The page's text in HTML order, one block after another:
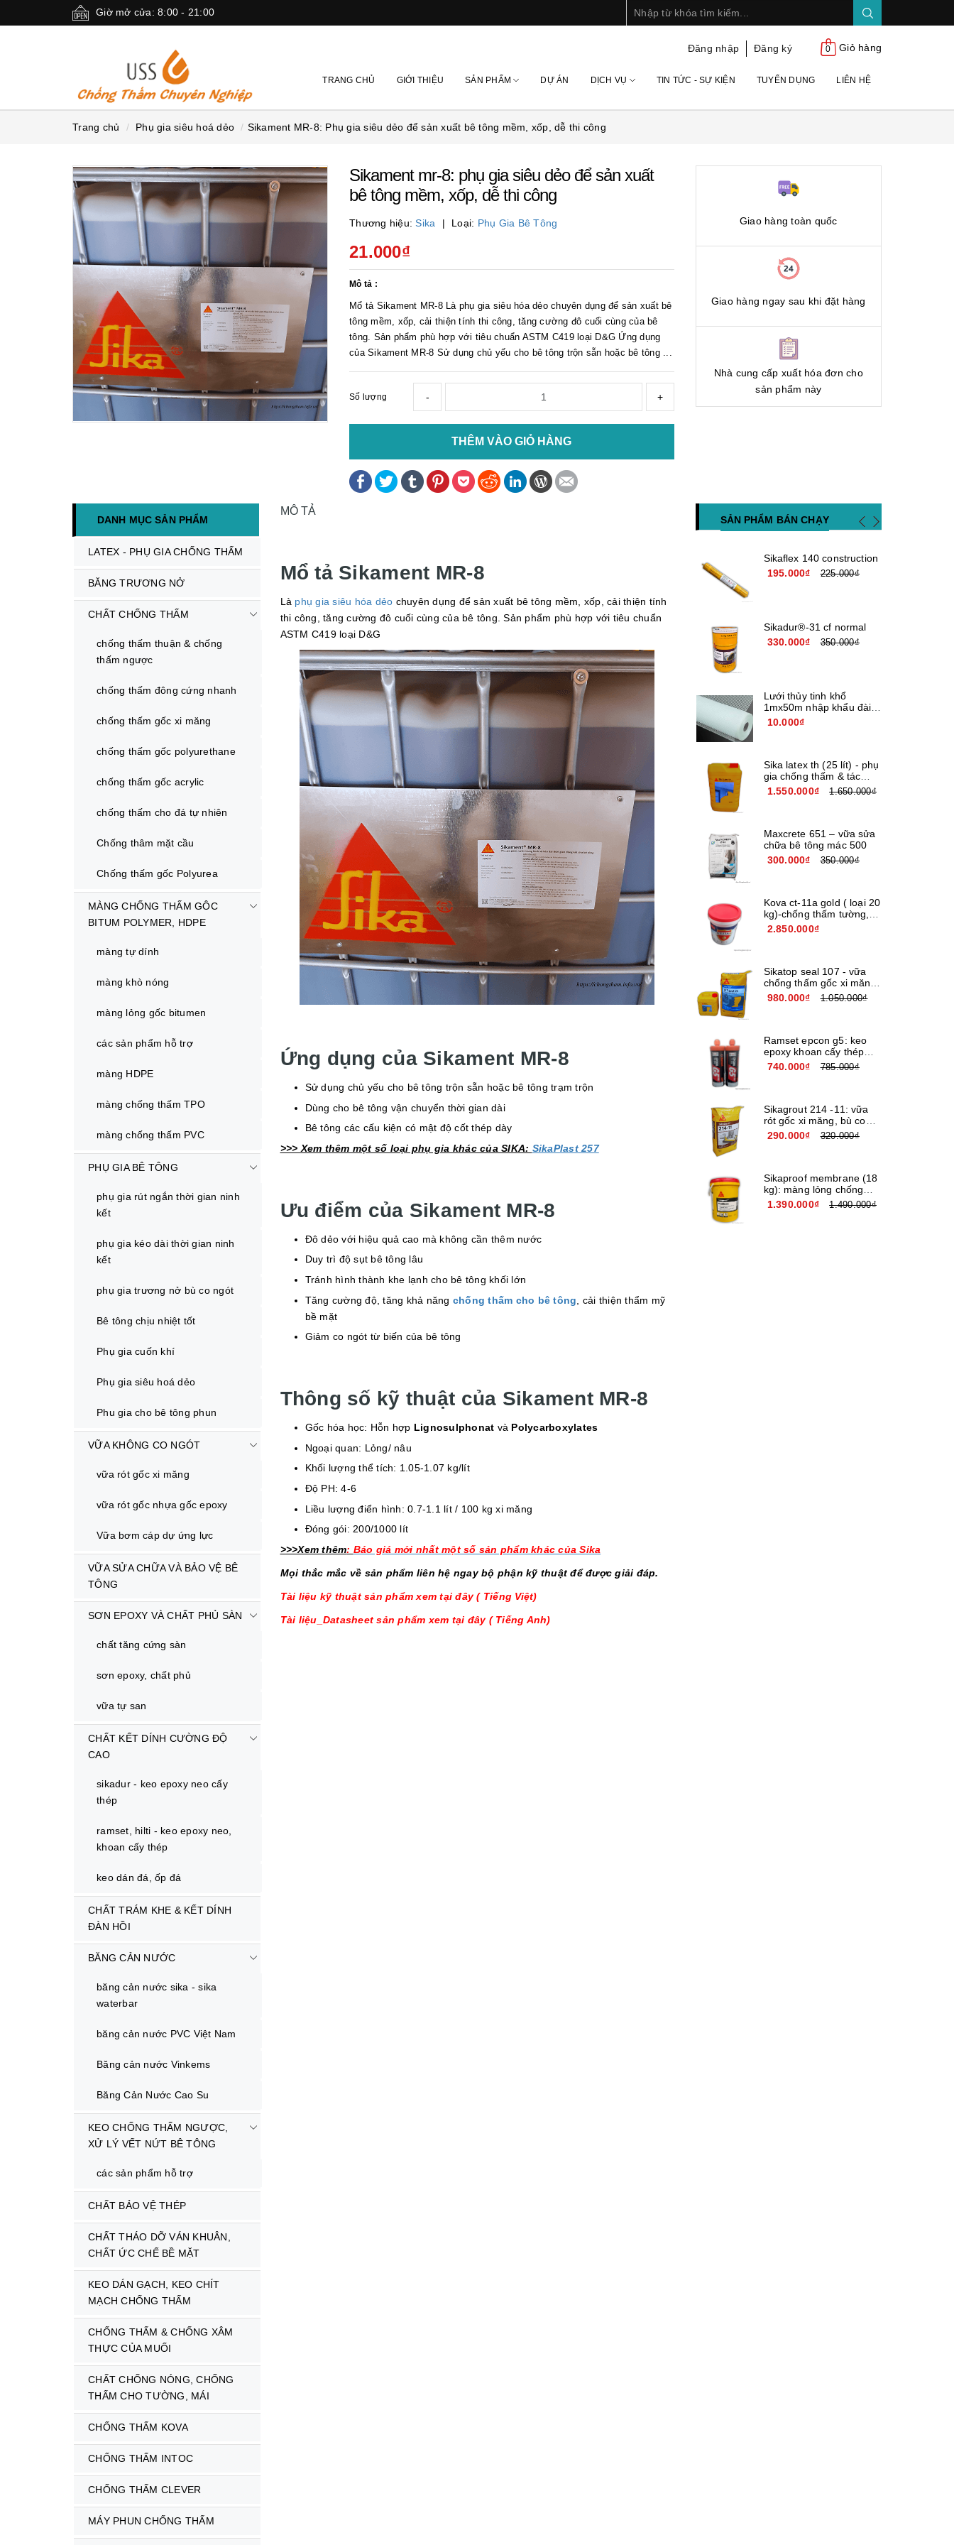
Giờ mở cửa: 8:00 - 21:00
Đăng nhập Đăng ký 0 Giỏ hàng
TRANG CHỦ GIỚI THIỆU SẢN PHẨM DỰ ÁN DỊCH VỤ TIN TỨC - SỰ KIỆN TUYỂN DỤNG LIÊN HỆ
Trang chủ Phụ gia siêu hoá dẻo Sikament MR-8: Phụ gia siêu dẻo để sản xuất bê tông mềm, xốp, dễ thi công
Sikament mr-8: phụ gia siêu dẻo để sản xuất
bê tông mềm, xốp, dễ thi công
Thương hiệu:Sika Loại: Phụ Gia Bê Tông
21.000₫
Mô tả :
Mổ tả Sikament MR-8 Là phụ gia siêu hóa dẻo chuyên dụng để sản xuất bê
tông mềm, xốp, cải thiện tính thi công, tăng cường đô cuối cùng của bê
tông. Sản phẩm phù hợp với tiêu chuẩn ASTM C419 loại D&G Ứng dụng
của Sikament MR-8 Sử dụng chủ yếu cho bê tông trộn sẵn hoặc bê tông ...
Số lượng - +
THÊM VÀO GIỎ HÀNG
Giao hàng toàn quốc
Giao hàng ngay sau khi đặt hàng
Nhà cung cấp xuất hóa đơn cho
sản phẩm này
DANH MỤC SẢN PHẨM
LATEX - PHỤ GIA CHỐNG THẤM
BĂNG TRƯƠNG NỞ
CHẤT CHỐNG THẤM
chống thấm thuận & chống
thấm ngược
chống thấm đông cứng nhanh
chống thấm gốc xi măng
chống thấm gốc polyurethane
chống thấm gốc acrylic
chống thấm cho đá tự nhiên
Chống thâm mặt cầu
Chống thấm gốc Polyurea
MÀNG CHỐNG THẤM GÔC
BITUM POLYMER, HDPE
màng tự dính
màng khò nóng
màng lỏng gốc bitumen
các sản phẩm hỗ trợ
màng HDPE
màng chống thấm TPO
màng chống thấm PVC
PHỤ GIA BÊ TÔNG
phụ gia rút ngắn thời gian ninh
kết
phụ gia kéo dài thời gian ninh
kết
phụ gia trương nở bù co ngót
Bê tông chịu nhiệt tốt
Phụ gia cuốn khí
Phụ gia siêu hoá dẻo
Phu gia cho bê tông phun
VỮA KHÔNG CO NGÓT
vữa rót gốc xi măng
vữa rót gốc nhựa gốc epoxy
Vữa bơm cáp dự ứng lực
VỮA SỬA CHỮA VÀ BẢO VỆ BÊ
TÔNG
SƠN EPOXY VÀ CHẤT PHỦ SÀN
chất tăng cứng sàn
sơn epoxy, chất phủ
vữa tự san
CHẤT KẾT DÍNH CƯỜNG ĐỘ
CAO
sikadur - keo epoxy neo cấy
thép
ramset, hilti - keo epoxy neo,
khoan cấy thép
keo dán đá, ốp đá
CHẤT TRÁM KHE & KẾT DÍNH
ĐÀN HỒI
BĂNG CẢN NƯỚC
băng cản nước sika - sika
waterbar
băng cản nước PVC Việt Nam
Băng cản nước Vinkems
Băng Cản Nước Cao Su
KEO CHỐNG THẤM NGƯỢC,
XỬ LÝ VẾT NỨT BÊ TÔNG
các sản phẩm hỗ trợ
CHẤT BẢO VỆ THÉP
CHẤT THÁO DỠ VÁN KHUÂN,
CHẤT ỨC CHẾ BỀ MẶT
KEO DÁN GẠCH, KEO CHÍT
MẠCH CHỐNG THẤM
CHỐNG THẤM & CHỐNG XÂM
THỰC CỦA MUỐI
CHẤT CHỐNG NÓNG, CHỐNG
THẤM CHO TƯỜNG, MÁI
CHỐNG THẤM KOVA
CHỐNG THẤM INTOC
CHỐNG THẤM CLEVER
MÁY PHUN CHỐNG THẤM
MÔ TẢ
Mổ tả Sikament MR-8
Là phụ gia siêu hóa dẻo chuyên dụng để sản xuất bê tông mềm, xốp, cải thiện tính
thi công, tăng cường đô cuối cùng của bê tông. Sản phẩm phù hợp với tiêu chuẩn
ASTM C419 loại D&G
Ứng dụng của Sikament MR-8
Sử dụng chủ yếu cho bê tông trộn sẵn hoặc bê tông trạm trộn
Dùng cho bê tông vận chuyển thời gian dài
Bê tông các cấu kiện có mật độ cốt thép dày
>>> Xem thêm một số loại phụ gia khác của SIKA: SikaPlast 257
Ưu điểm của Sikament MR-8
Đô dẻo với hiệu quả cao mà không cần thêm nước
Duy trì độ sụt bê tông lâu
Tránh hình thành khe lạnh cho bê tông khối lớn
Tăng cường độ, tăng khả năng chống thấm cho bê tông , cải thiện thẩm mỹ
bề mặt
Giảm co ngót từ biến của bê tông
Thông số kỹ thuật của Sikament MR-8
Gốc hóa học: Hỗn hợp Lignosulphonat và Polycarboxylates
Ngoại quan: Lỏng/ nâu
Khối lượng thể tích: 1.05-1.07 kg/lít
Độ PH: 4-6
Liều lượng điển hình: 0.7-1.1 lít / 100 kg xi măng
Đóng gói: 200/1000 lít
>>>Xem thêm: Báo giá mới nhất một số sản phẩm khác của Sika
Mọi thắc mắc về sản phẩm liên hệ ngay bộ phận kỹ thuật để được giải đáp.
Tài liệu kỹ thuật sản phẩm xem tại đây ( Tiếng Việt)
Tài liệu_Datasheet sản phẩm xem tại đây ( Tiếng Anh)
SẢN PHẨM BÁN CHẠY
Sikaflex 140 construction
195.000₫
225.000₫
Sikadur®-31 cf normal
330.000₫
350.000₫
Lưới thủy tinh khổ
1mx50m nhập khẩu đài
loan
10.000₫
Sika latex th (25 lít) - phụ
gia chống thấm & tác
nhân kết nối
1.550.000₫ 1.650.000₫
Maxcrete 651 – vữa sửa
chữa bê tông mác 500
300.000₫
350.000₫
Kova ct-11a gold ( loại 20
kg)-chống thấm tường,
bê tông
2.850.000₫
Sikatop seal 107 - vữa
chống thấm gốc xi măng
cải tiến giá rẻ
980.000₫ 1.050.000₫
Ramset epcon g5: keo
epoxy khoan cấy thép
nhập khẩu usa
740.000₫ 785.000₫
Sikagrout 214 -11: vữa
rót gốc xi măng, bù co
ngót chất lượng cao
290.000₫ 320.000₫
Sikaproof membrane (18
kg): màng lỏng chống
thấm đàn hồi cao cấp
1.390.000₫ 1.490.000₫